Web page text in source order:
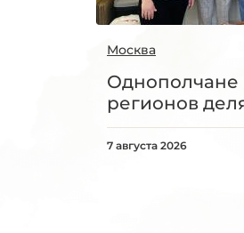
Москва
Однополчане
регионов
7 августа 2026